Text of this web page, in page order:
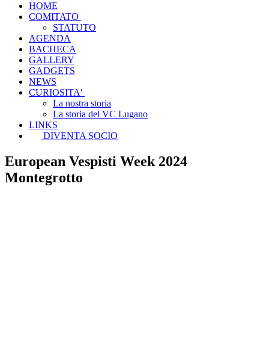
HOME
COMITATO
STATUTO
AGENDA
BACHECA
GALLERY
GADGETS
NEWS
CURIOSITA'
La nostra storia
La storia del VC Lugano
LINKS
DIVENTA SOCIO
European Vespisti Week 2024
Montegrotto